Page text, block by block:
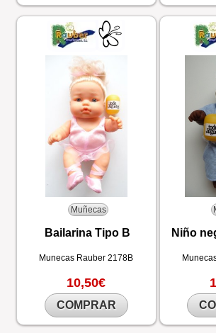
Muñecas
Bailarina Tipo B
Munecas Rauber2178B
10,50€
COMPRAR
Niño